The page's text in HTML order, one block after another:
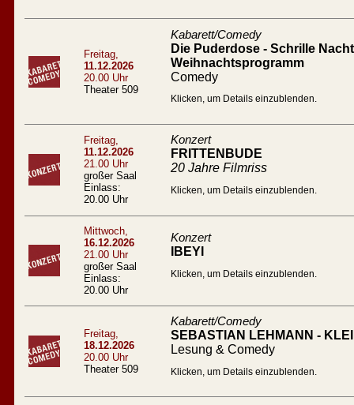
Freitag,
11.12.2026
20.00 Uhr
Theater 509
Kabarett/Comedy
Die Puderdose - Schrille
Weihnachtsprogramm
Comedy
Klicken, um Details einzublenden.
Freitag,
11.12.2026
21.00 Uhr
großer Saal
Einlass:
20.00 Uhr
Konzert
FRITTENBUDE
20 Jahre Filmriss
Klicken, um Details einzublenden.
Mittwoch,
16.12.2026
21.00 Uhr
großer Saal
Einlass:
20.00 Uhr
Konzert
IBEYI
Klicken, um Details einzublenden.
Freitag,
18.12.2026
20.00 Uhr
Theater 509
Kabarett/Comedy
SEBASTIAN LEHMANN -
Lesung & Comedy
Klicken, um Details einzublenden.